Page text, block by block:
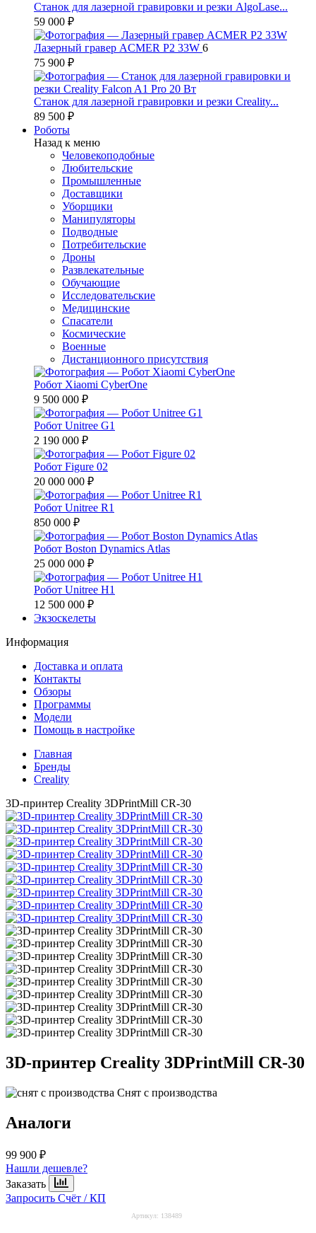
Станок для лазерной гравировки и резки AlgoLase...
59 000 ₽
Лазерный гравер ACMER P2 33W 6
75 900 ₽
Станок для лазерной гравировки и резки Creality...
89 500 ₽
Роботы
Назад к меню
Человекоподобные
Любительские
Промышленные
Доставщики
Уборщики
Манипуляторы
Подводные
Потребительские
Дроны
Развлекательные
Обучающие
Исследовательские
Медицинские
Спасатели
Космические
Военные
Дистанционного присутствия
Робот Xiaomi CyberOne
9 500 000 ₽
Робот Unitree G1
2 190 000 ₽
Робот Figure 02
20 000 000 ₽
Робот Unitree R1
850 000 ₽
Робот Boston Dynamics Atlas
25 000 000 ₽
Робот Unitree H1
12 500 000 ₽
Экзоскелеты
Информация
Доставка и оплата
Контакты
Обзоры
Программы
Модели
Помощь в настройке
Главная
Бренды
Creality
3D-принтер Creality 3DPrintMill CR-30
3D-принтер Creality 3DPrintMill CR-30
Снят с производства
Аналоги
99 900 ₽
Нашли дешевле?
Заказать
Запросить Счёт / КП
Артикул: 138489